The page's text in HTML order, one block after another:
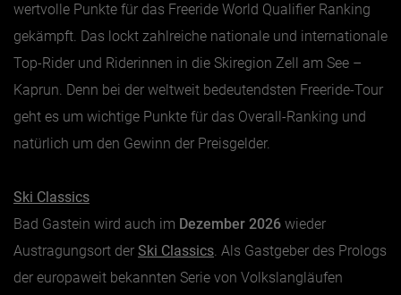
wertvolle Punkte für das Freeride World Qualifier Ranking
gekämpft. Das lockt zahlreiche nationale und internationale
Top-Rider und Riderinnen in die Skiregion Zell am See –
Kaprun. Denn bei der weltweit bedeutendsten Freeride-Tour
geht es um wichtige Punkte für das Overall-Ranking und
natürlich um den Gewinn der Preisgelder.
Ski Classics
Bad Gastein wird auch im Dezember 2026 wieder
Austragungsort der Ski Classics. Als Gastgeber des Prologs
der europaweit bekannten Serie von Volkslangläufen